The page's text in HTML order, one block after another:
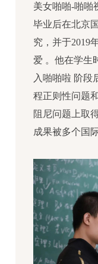
美女啪啪-啪啪
毕业后在北京
究，并于2019
爱 。他在学生
入啪啪啦 阶段
程正则性问题
阻尼问题上取
成果被多个国